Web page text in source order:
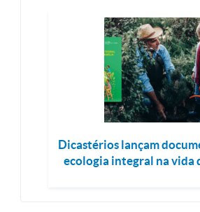
Dicastérios lançam
ecologia integral na vida